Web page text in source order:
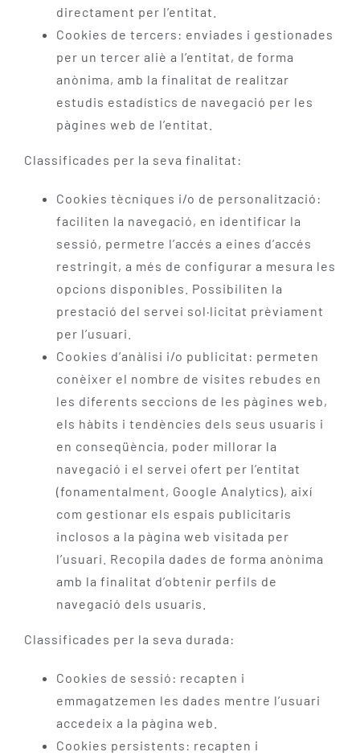
directament per l’entitat.
Cookies de tercers: enviades i gestionades
per un tercer aliè a l’entitat, de forma
anònima, amb la finalitat de realitzar
estudis estadístics de navegació per les
pàgines web de l’entitat.
Classificades per la seva finalitat:
Cookies tècniques i/o de personalització:
faciliten la navegació, en identificar la
sessió, permetre l’accés a eines d’accés
restringit, a més de configurar a mesura les
opcions disponibles. Possibiliten la
prestació del servei sol·licitat prèviament
per l’usuari.
Cookies d’anàlisi i/o publicitat: permeten
conèixer el nombre de visites rebudes en
les diferents seccions de les pàgines web,
els hàbits i tendències dels seus usuaris i
en conseqüència, poder millorar la
navegació i el servei ofert per l’entitat
(fonamentalment, Google Analytics), així
com gestionar els espais publicitaris
inclosos a la pàgina web visitada per
l’usuari. Recopila dades de forma anònima
amb la finalitat d’obtenir perfils de
navegació dels usuaris.
Classificades per la seva durada:
Cookies de sessió: recapten i
emmagatzemen les dades mentre l’usuari
accedeix a la pàgina web.
Cookies persistents: recapten i